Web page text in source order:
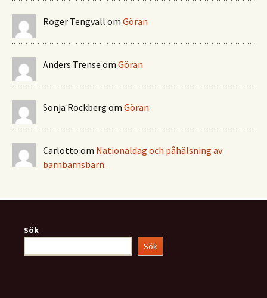
Roger Tengvall om Göran
Anders Trense om Göran
Sonja Rockberg om Göran
Carlotto om Nationaldag och påhälsning av
barnbarnsbarn.
Sök
Sök